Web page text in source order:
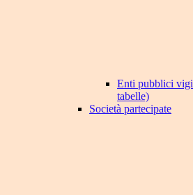
Enti pubblici
tabelle)
Società partecipate